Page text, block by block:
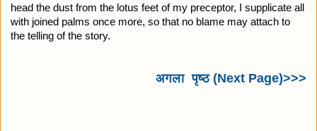
head the dust from the lotus feet of my preceptor, I supplicate all
with joined palms once more, so that no blame may attach to
the telling of the story.
अगला पृष्ठ (Next Page)>>>